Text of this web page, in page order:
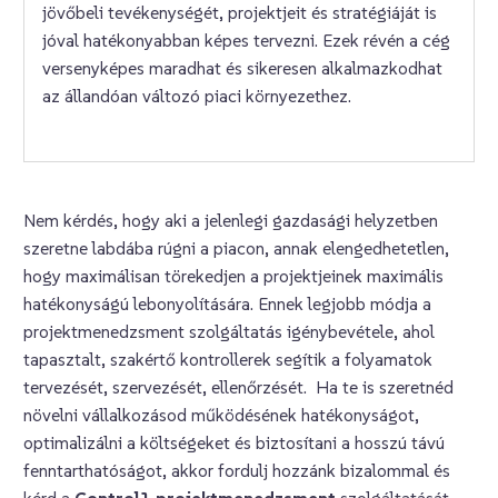
jövőbeli tevékenységét, projektjeit és stratégiáját is
jóval hatékonyabban képes tervezni. Ezek révén a cég
versenyképes maradhat és sikeresen alkalmazkodhat
az állandóan változó piaci környezethez.
Nem kérdés, hogy aki a jelenlegi gazdasági helyzetben
szeretne labdába rúgni a piacon, annak elengedhetetlen,
hogy maximálisan törekedjen a projektjeinek maximális
hatékonyságú lebonyolítására. Ennek legjobb módja a
projektmenedzsment szolgáltatás igénybevétele, ahol
tapasztalt, szakértő kontrollerek segítik a folyamatok
tervezését, szervezését, ellenőrzését. Ha te is szeretnéd
növelni vállalkozásod működésének hatékonyságot,
optimalizálni a költségeket és biztosítani a hosszú távú
fenntarthatóságot, akkor fordulj hozzánk bizalommal és